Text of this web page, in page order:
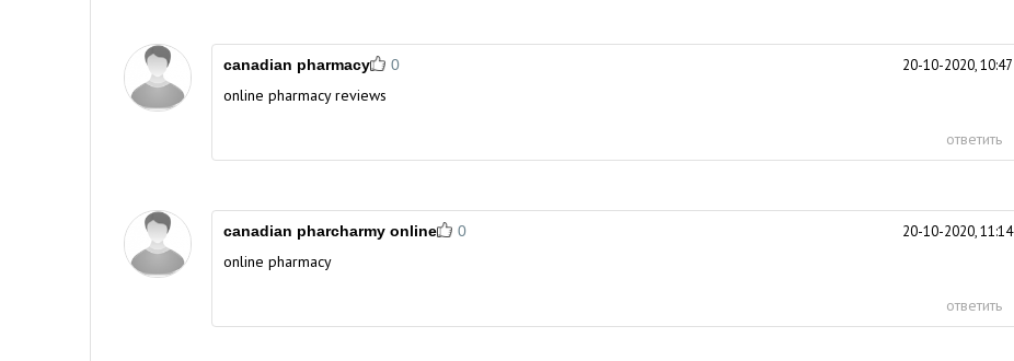
canadian pharmacy 20-10-2020, 10:47
0
online pharmacy reviews
ответить
canadian pharcharmy online 20-10-2020, 11:14
0
online pharmacy
ответить